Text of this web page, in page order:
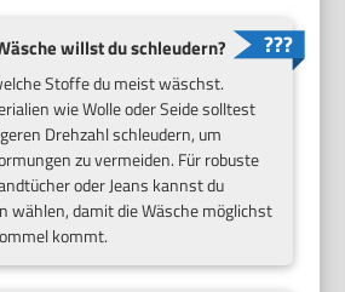
willst du schleudern?
Stoffe du meist wäschst.
wie Wolle oder Seide solltest
Drehzahl schleudern, um
zu vermeiden. Für robuste
oder Jeans kannst du
wählen, damit die Wäsche möglichst
kommt.